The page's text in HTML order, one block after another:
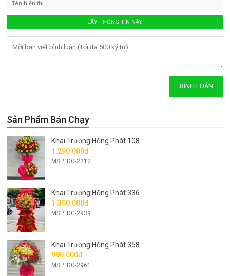
Sản Phẩm Bán Chạy
Khai Trương Hồng Phát 108
1.290.000đ
MSP: DC-2212
Khai Trương Hồng Phát 336
1.390.000đ
MSP: DC-2939
Khai Trương Hồng Phát 358
990.000đ
MSP: DC-2961